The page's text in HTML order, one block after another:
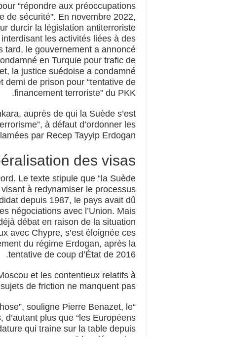
“répondre aux préoccupations
de sécurité”. En novembre 2022,
durcir la législation antiterroriste
les activités liées à des
tard, le gouvernement a annoncé
en Turquie pour trafic de
la justice suédoise a condamné
demi de prison pour “tentative de
financement terroriste” du PKK.
auprès de qui la Suède s’est
à défaut d’ordonner les
par Recep Tayyip Erdogan.
des visas
Le texte stipule que “la Suède
à redynamiser le processus
depuis 1987, le pays avait dû
négociations avec l’Union. Mais
débat en raison de la situation
avec Chypre, s’est éloignée ces
du régime Erdogan, après la
tentative de coup d’État de 2016.
et les contentieux relatifs à
de friction ne manquent pas.
souligne Pierre Benazet, le
plus que “les Européens
qui traine sur la table depuis